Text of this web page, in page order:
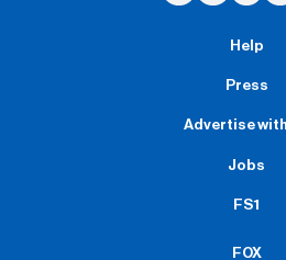
Help
Press
Advertise
Jobs
FS1
FOX